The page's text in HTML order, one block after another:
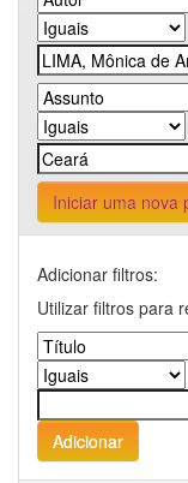
Iniciar uma nova
Adicionar filtros:
Utilizar filtros para